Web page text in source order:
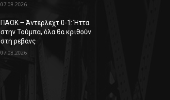
07.08.2026
ΠΑΟΚ – Άντερλεχτ 0-1: Ήττα
στην Τούμπα, όλα θα κριθούν
στη ρεβάνς
07.08.2026